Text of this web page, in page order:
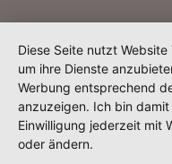
Diese Seite nutzt
um ihre Dienste
Werbung entsprechend
anzuzeigen. Ich bin
Einwilligung jederzeit mit
oder ändern.